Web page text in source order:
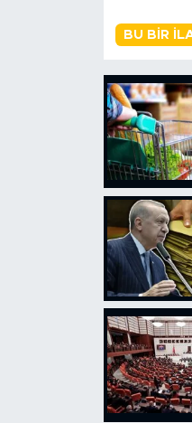
BU BIR